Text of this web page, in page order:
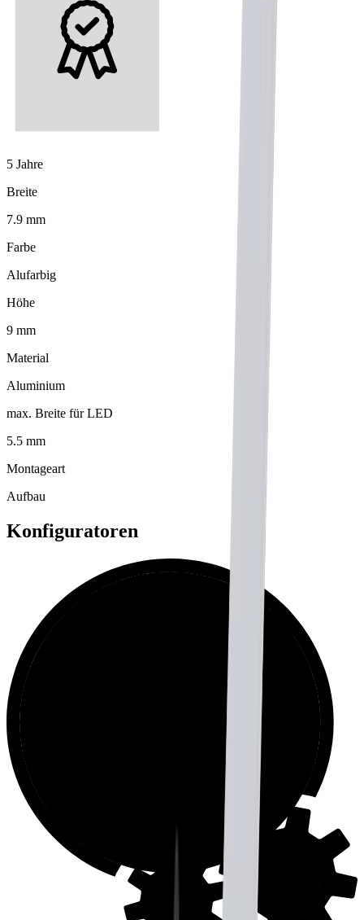
5 Jahre
Breite
7.9 mm
Farbe
Alufarbig
Höhe
9 mm
Material
Aluminium
max. Breite für LED
5.5 mm
Montageart
Aufbau
Konfiguratoren